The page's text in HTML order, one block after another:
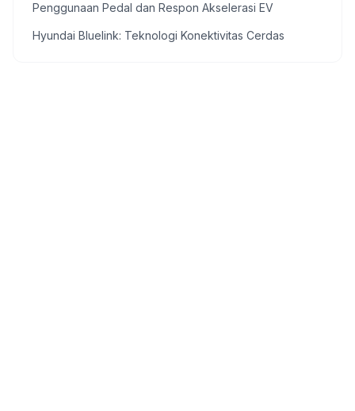
Penggunaan Pedal dan Respon Akselerasi EV
Hyundai Bluelink: Teknologi Konektivitas Cerdas